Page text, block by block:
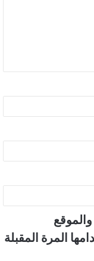
المرة المقبلة